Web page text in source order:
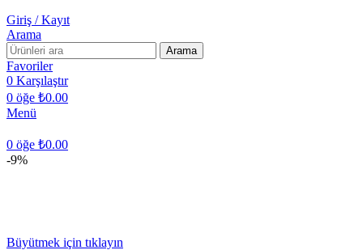
Giriş / Kayıt
Arama
Arama
Favoriler
0 Karşılaştır
0 öğe ₺0.00
Menü
0 öğe ₺0.00
-9%
Büyütmek için tıklayın